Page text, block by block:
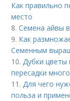
Как правильно
место
8.Семена айвы
9. Как
Семенным
10.Дубки цветы
пересадки
11.Для чего
польза и